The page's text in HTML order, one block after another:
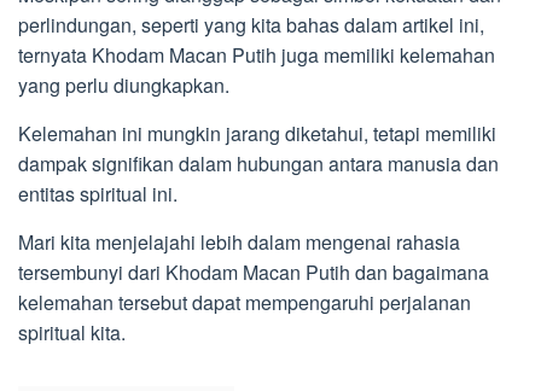
perlindungan, seperti yang kita bahas dalam artikel ini,
ternyata Khodam Macan Putih juga memiliki kelemahan
yang perlu diungkapkan.
Kelemahan ini mungkin jarang diketahui, tetapi memiliki
dampak signifikan dalam hubungan antara manusia dan
entitas spiritual ini.
Mari kita menjelajahi lebih dalam mengenai rahasia
tersembunyi dari Khodam Macan Putih dan bagaimana
kelemahan tersebut dapat mempengaruhi perjalanan
spiritual kita.